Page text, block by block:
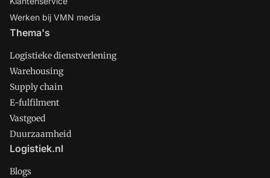
Werken bij VMN media
Thema's
Logistieke dienstverlening
Warehousing
Supply chain
E-fulfilment
Vastgoed
Duurzaamheid
Logistiek.nl
Blogs